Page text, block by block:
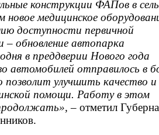
конструкции ФАПов в
новое медицинское
доступности первичной
обновление автопарка
в преддверии Нового года
автомобилей отправилось в
позволит улучшить качество и
помощи. Работу в этом
– отметил